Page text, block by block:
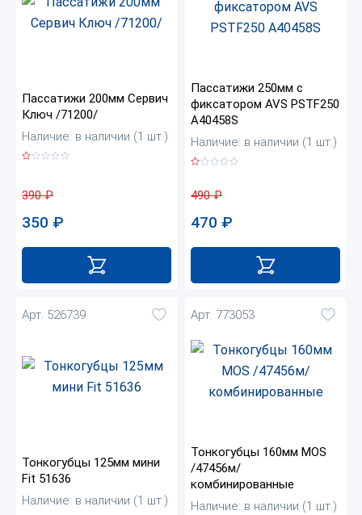
Пассатижи 200мм Сервич
Ключ /71200/
Наличие: в наличии (1 шт.)
390₽
350 ₽
Пассатижи 250мм с
фиксатором AVS PSTF250
A40458S
Наличие: в наличии (1 шт.)
490₽
470 ₽
Арт. 526739
Тонкогубцы 125мм мини
Fit 51636
Наличие: в наличии (1 шт.)
Арт. 773053
Тонкогубцы 160мм MOS
/47456м/
комбинированные
Наличие: в наличии (1 шт.)